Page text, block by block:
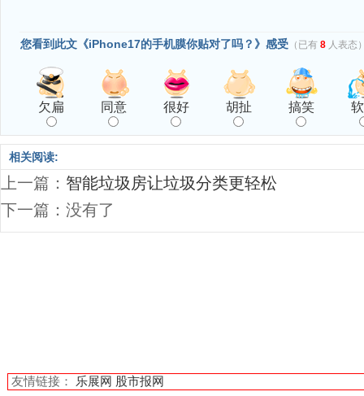
您看到此文《iPhone17的手机膜你贴对了吗？》感受 （已有 8 人表态
欠扁 同意 很好 胡扯 搞笑
相关阅读:
上一篇： 智能垃圾房让垃圾分类更轻松
下一篇：没有了
友情链接： 乐展网 股市报网